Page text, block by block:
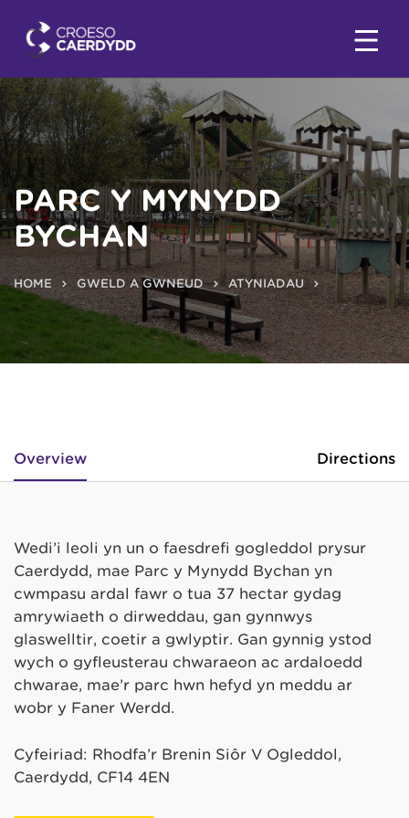
PARC Y MYNYDD
BYCHAN
HOME GWELD A GWNEUD ATYNIADAU
Overview Directions
Wedi’i leoli yn un o faesdrefi gogleddol prysur
Caerdydd, mae Parc y Mynydd Bychan yn
cwmpasu ardal fawr o tua 37 hectar gydag
amrywiaeth o dirweddau, gan gynnwys
glaswelltir, coetir a gwlyptir. Gan gynnig ystod
wych o gyfleusterau chwaraeon ac ardaloedd
chwarae, mae’r parc hwn hefyd yn meddu ar
wobr y Faner Werdd.
Cyfeiriad: Rhodfa’r Brenin Siôr V Ogleddol,
Caerdydd, CF14 4EN